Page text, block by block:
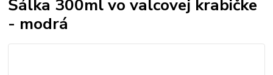
Šálka 300ml vo valcovej krabičke
- modrá